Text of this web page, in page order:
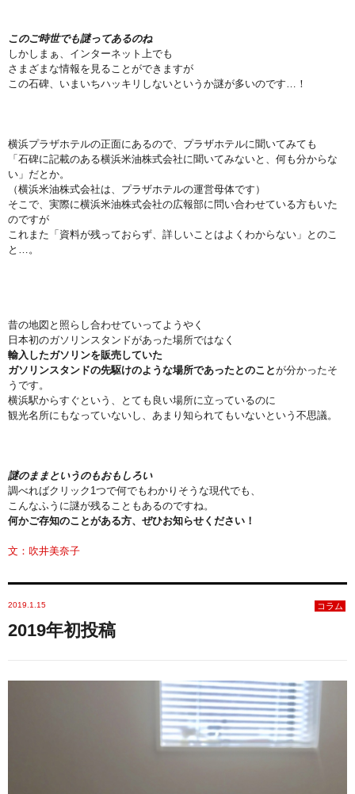
このご時世でも謎ってあるのね
しかしまぁ、インターネット上でも
さまざまな情報を見ることができますが
この石碑、いまいちハッキリしないというか謎が多いのです…！
横浜プラザホテルの正面にあるので、プラザホテルに聞いてみても
「石碑に記載のある横浜米油株式会社に聞いてみないと、何も分からな
い」だとか。
（横浜米油株式会社は、プラザホテルの運営母体です）
そこで、実際に横浜米油株式会社の広報部に問い合わせている方もいた
のですが
これまた「資料が残っておらず、詳しいことはよくわからない」とのこ
と…。
昔の地図と照らし合わせていってようやく
日本初のガソリンスタンドがあった場所ではなく
輸入したガソリンを販売していた
ガソリンスタンドの先駆けのような場所であったとのことが分かったそ
うです。
横浜駅からすぐという、とても良い場所に立っているのに
観光名所にもなっていないし、あまり知られてもいないという不思議。
謎のままというのもおもしろい
調べればクリック1つで何でもわかりそうな現代でも、
こんなふうに謎が残ることもあるのですね。
何かご存知のことがある方、ぜひお知らせください！
文：吹井美奈子
2019.1.15 コラム
2019年初投稿